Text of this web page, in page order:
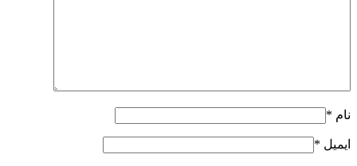
نام *
ایمیل *